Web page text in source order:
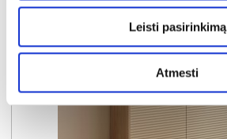
Leisti pasirinkimą
Atmesti